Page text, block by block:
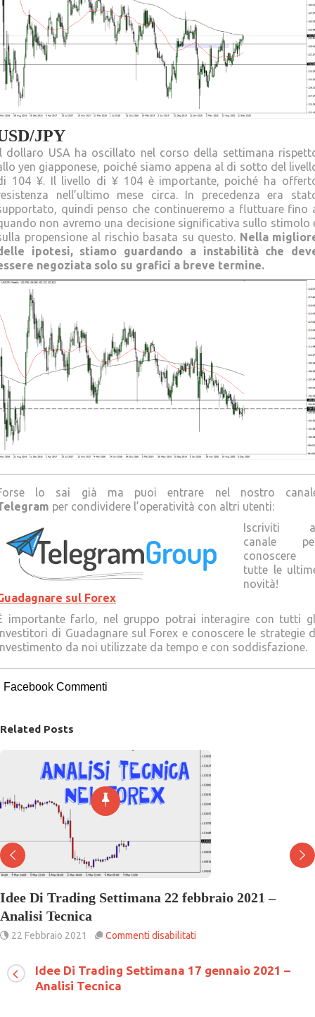
JPY
dollaro USA ha oscillato nel corso della settimana
yen giapponese, poiché siamo appena al di sotto del
104 ¥. Il livello di ¥ 104 è importante, poiché ha
nell’ultimo mese circa. In precedenza era
quindi penso che continueremo a fluttuare fino
non avremo una decisione significativa sullo stimolo
propensione al rischio basata su questo. Nella
ipotesi, stiamo guardando a instabilità che
negoziata solo su grafici a breve termine.
lo sai già ma puoi entrare nel nostro
per condividere l’operatività con altri utenti:
Iscriviti
canale
conoscere
tutte le
novità!
sul Forex
importante farlo, nel gruppo potrai interagire con tutti
di Guadagnare sul Forex e conoscere le strategie
da noi utilizzate da tempo e con soddisfazione.
Facebook Commenti
Related Posts
Di Trading Settimana 22 febbraio 2021 –
Tecnica
Febbraio 2021 Commenti disabilitatisu
Trading
Idee Di Trading Settimana 17 gennaio 2021 –
Analisi Tecnica